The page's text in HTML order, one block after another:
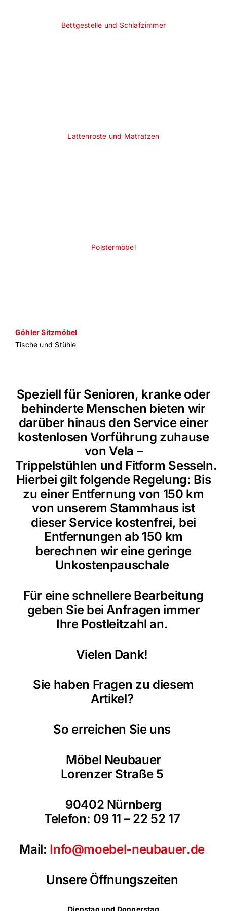
Bettgestelle und Schlafzimmer
Lattenroste und Matratzen
Polstermöbel
Göhler Sitzmöbel
Tische und Stühle
Speziell für Senioren, kranke oder
behinderte Menschen bieten wir
darüber hinaus den Service einer
kostenlosen Vorführung zuhause
von Vela –
Trippelstühlen und Fitform Sesseln.
Hierbei gilt folgende Regelung: Bis
zu einer Entfernung von 150 km
von unserem Stammhaus ist
dieser Service kostenfrei, bei
Entfernungen ab 150 km
berechnen wir eine geringe
Unkostenpauschale
Für eine schnellere Bearbeitung
geben Sie bei Anfragen immer
Ihre Postleitzahl an.
Vielen Dank!
Sie haben Fragen zu diesem
Artikel?
So erreichen Sie uns
Möbel Neubauer
Lorenzer Straße 5
90402 Nürnberg
Telefon: 09 11 – 22 52 17
Mail: Info@moebel-neubauer.de
Unsere Öffnungszeiten
Dienstag und Donnerstag